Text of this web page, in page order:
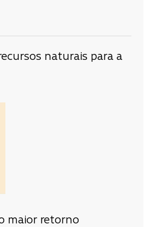
naturais para a
maior retorno